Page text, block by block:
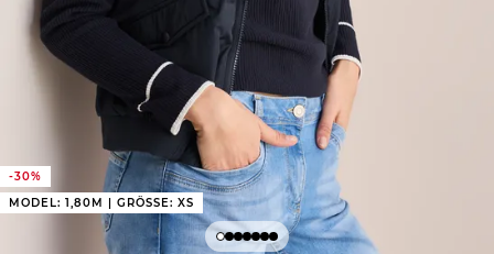
-30%
MODEL: 1,80M | GRÖSSE: XS